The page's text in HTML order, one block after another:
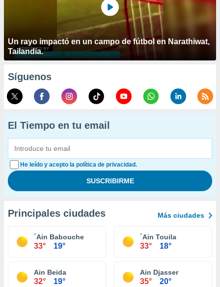
Un rayo impactó en un campo de fútbol en Narathiwat,
Tailandia.
Síguenos
El Tiempo en tu email
He leído y acepto la política de privacidad.
Principales ciudades Más ciudades
´Ain Babouche
33° 19°
´Ain Touila
33° 18°
Ain Beida
32° 19°
Ain Djasser
35° 20°